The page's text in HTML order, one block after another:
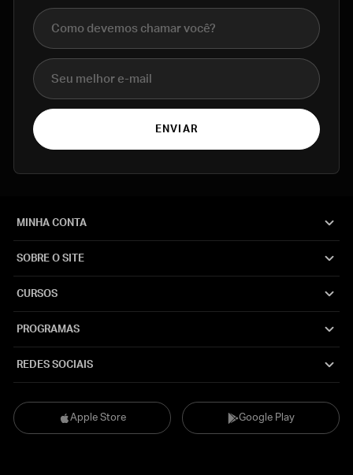
Nome completo
E-mail
ENVIAR
Apple Store Google Play
MINHA CONTA
SOBRE O SITE
CURSOS
PROGRAMAS
REDES SOCIAIS